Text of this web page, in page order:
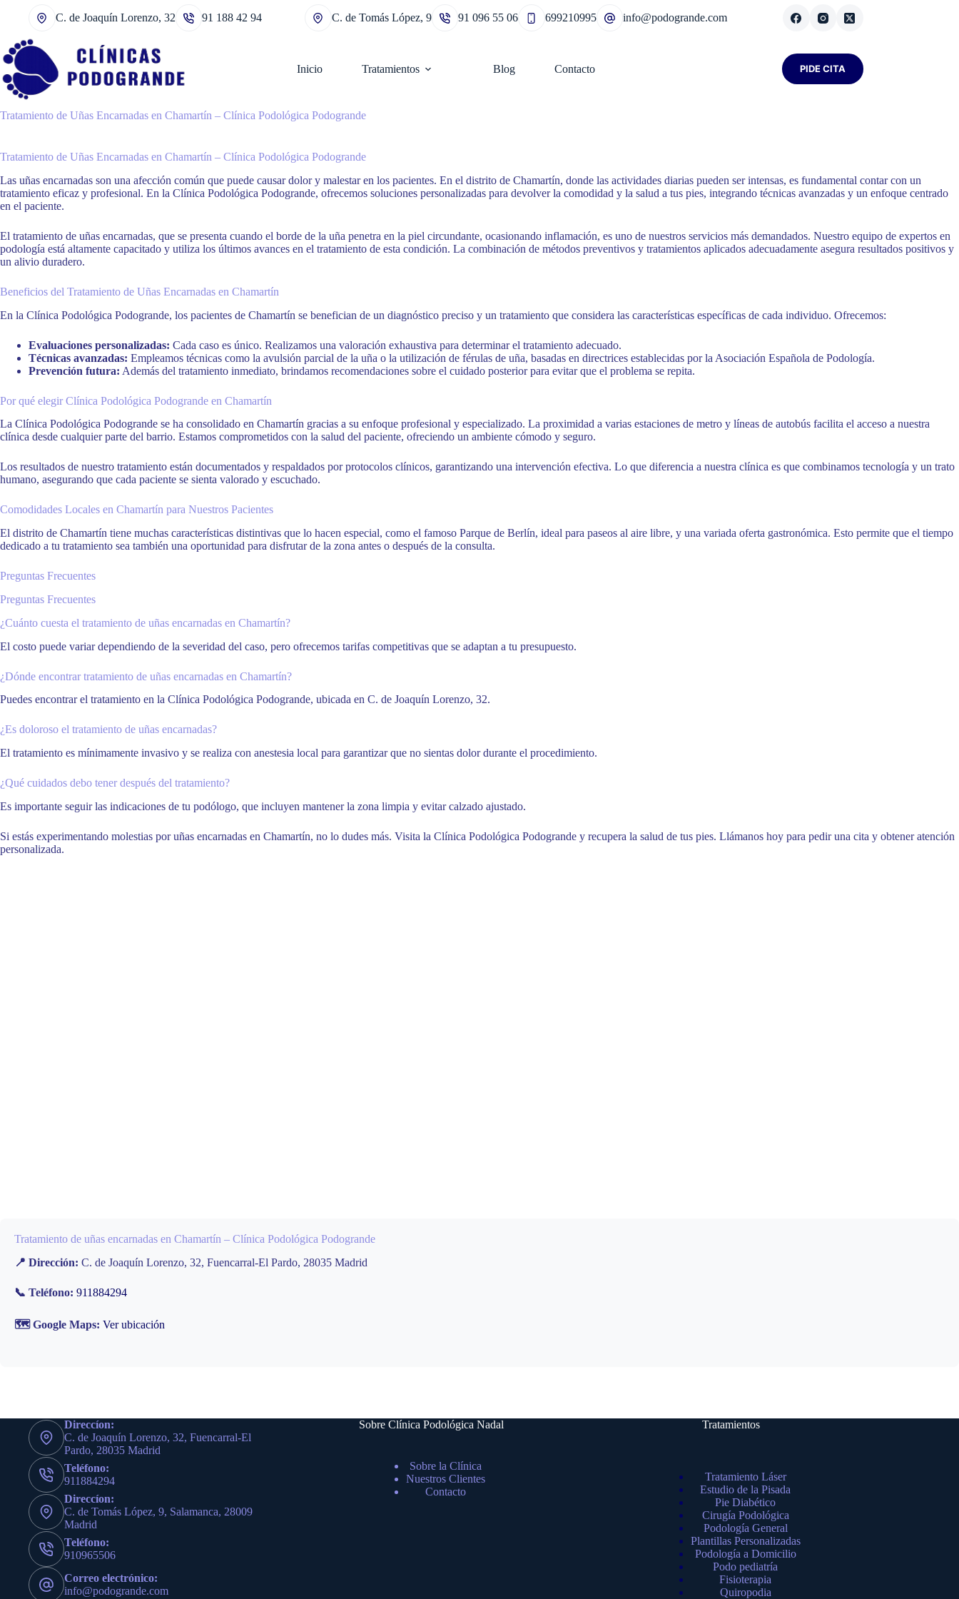
C. de Joaquín Lorenzo, 32 91 188 42 94 C. de Tomás López, 9 91 096 55 06 699210995 info@podogrande.com
Inicio Tratamientos Blog Contacto PIDE CITA
Tratamiento de Uñas Encarnadas en Chamartín – Clínica Podológica Podogrande
Tratamiento de Uñas Encarnadas en Chamartín – Clínica Podológica Podogrande
Las uñas encarnadas son una afección común que puede causar dolor y malestar en los pacientes. En el distrito de Chamartín, donde las actividades diarias pueden ser intensas, es fundamental contar con un
tratamiento eficaz y profesional. En la Clínica Podológica Podogrande, ofrecemos soluciones personalizadas para devolver la comodidad y la salud a tus pies, integrando técnicas avanzadas y un enfoque centrado
en el paciente.
El tratamiento de uñas encarnadas, que se presenta cuando el borde de la uña penetra en la piel circundante, ocasionando inflamación, es uno de nuestros servicios más demandados. Nuestro equipo de expertos en
podología está altamente capacitado y utiliza los últimos avances en el tratamiento de esta condición. La combinación de métodos preventivos y tratamientos aplicados adecuadamente asegura resultados positivos y
un alivio duradero.
Beneficios del Tratamiento de Uñas Encarnadas en Chamartín
En la Clínica Podológica Podogrande, los pacientes de Chamartín se benefician de un diagnóstico preciso y un tratamiento que considera las características específicas de cada individuo. Ofrecemos:
Evaluaciones personalizadas: Cada caso es único. Realizamos una valoración exhaustiva para determinar el tratamiento adecuado.
Técnicas avanzadas: Empleamos técnicas como la avulsión parcial de la uña o la utilización de férulas de uña, basadas en directrices establecidas por la Asociación Española de Podología.
Prevención futura: Además del tratamiento inmediato, brindamos recomendaciones sobre el cuidado posterior para evitar que el problema se repita.
Por qué elegir Clínica Podológica Podogrande en Chamartín
La Clínica Podológica Podogrande se ha consolidado en Chamartín gracias a su enfoque profesional y especializado. La proximidad a varias estaciones de metro y líneas de autobús facilita el acceso a nuestra
clínica desde cualquier parte del barrio. Estamos comprometidos con la salud del paciente, ofreciendo un ambiente cómodo y seguro.
Los resultados de nuestro tratamiento están documentados y respaldados por protocolos clínicos, garantizando una intervención efectiva. Lo que diferencia a nuestra clínica es que combinamos tecnología y un trato
humano, asegurando que cada paciente se sienta valorado y escuchado.
Comodidades Locales en Chamartín para Nuestros Pacientes
El distrito de Chamartín tiene muchas características distintivas que lo hacen especial, como el famoso Parque de Berlín, ideal para paseos al aire libre, y una variada oferta gastronómica. Esto permite que el tiempo
dedicado a tu tratamiento sea también una oportunidad para disfrutar de la zona antes o después de la consulta.
Preguntas Frecuentes
Preguntas Frecuentes
¿Cuánto cuesta el tratamiento de uñas encarnadas en Chamartín?
El costo puede variar dependiendo de la severidad del caso, pero ofrecemos tarifas competitivas que se adaptan a tu presupuesto.
¿Dónde encontrar tratamiento de uñas encarnadas en Chamartín?
Puedes encontrar el tratamiento en la Clínica Podológica Podogrande, ubicada en C. de Joaquín Lorenzo, 32.
¿Es doloroso el tratamiento de uñas encarnadas?
El tratamiento es mínimamente invasivo y se realiza con anestesia local para garantizar que no sientas dolor durante el procedimiento.
¿Qué cuidados debo tener después del tratamiento?
Es importante seguir las indicaciones de tu podólogo, que incluyen mantener la zona limpia y evitar calzado ajustado.
Si estás experimentando molestias por uñas encarnadas en Chamartín, no lo dudes más. Visita la Clínica Podológica Podogrande y recupera la salud de tus pies. Llámanos hoy para pedir una cita y obtener atención
personalizada.
Tratamiento de uñas encarnadas en Chamartín – Clínica Podológica Podogrande
📍 Dirección: C. de Joaquín Lorenzo, 32, Fuencarral-El Pardo, 28035 Madrid
📞 Teléfono: 911884294
🗺️ Google Maps: Ver ubicación
Direccíon:
C. de Joaquín Lorenzo, 32, Fuencarral-El
Pardo, 28035 Madrid
Teléfono:
911884294
Direccíon:
C. de Tomás López, 9, Salamanca, 28009
Madrid
Teléfono:
910965506
Correo electrónico:
info@podogrande.com
Sobre Clínica Podológica Nadal
Sobre la Clínica
Nuestros Clientes
Contacto
Tratamientos
Tratamiento Láser
Estudio de la Pisada
Pie Diabético
Cirugía Podológica
Podología General
Plantillas Personalizadas
Podología a Domicilio
Podo pediatría
Fisioterapia
Quiropodia